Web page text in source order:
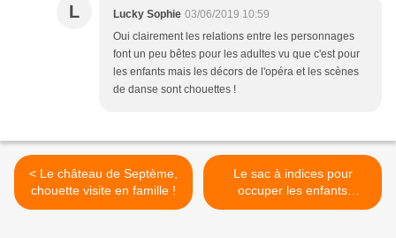
L Lucky Sophie 03/06/2019 10:59
Oui clairement les relations entre les personnages
font un peu bêtes pour les adultes vu que c'est pour
les enfants mais les décors de l'opéra et les scènes
de danse sont chouettes !
< Le château de Septème,
chouette visite en famille !
Le sac à indices pour
occuper les enfants
pendant les trajets >